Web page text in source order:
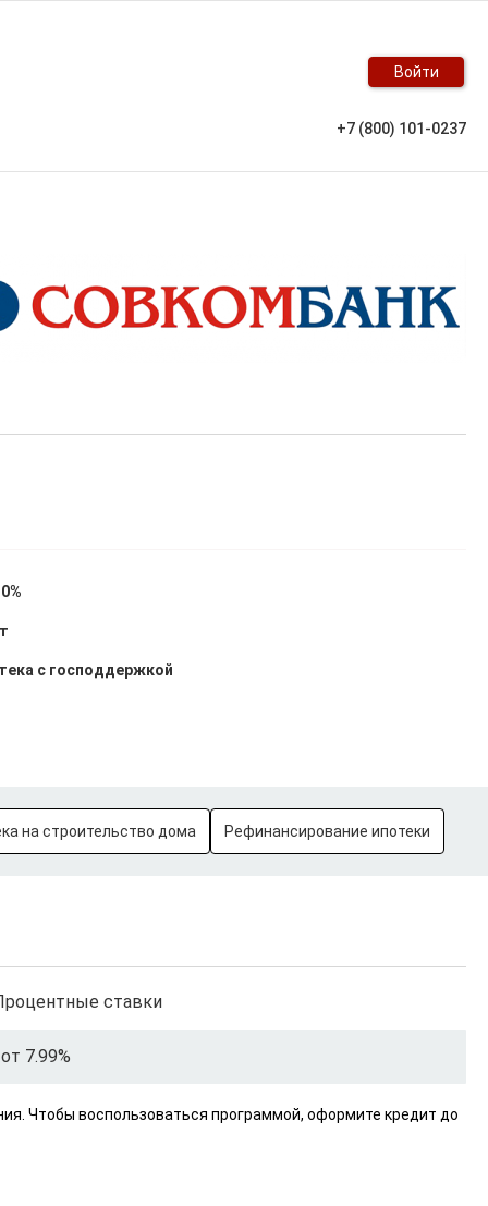
Войти
+7 (800) 101-0237
с господдержкой
на строительство дома Рефинансирование ипотеки
ставки
от 7.99%
Чтобы воспользоваться программой, оформите кредит до